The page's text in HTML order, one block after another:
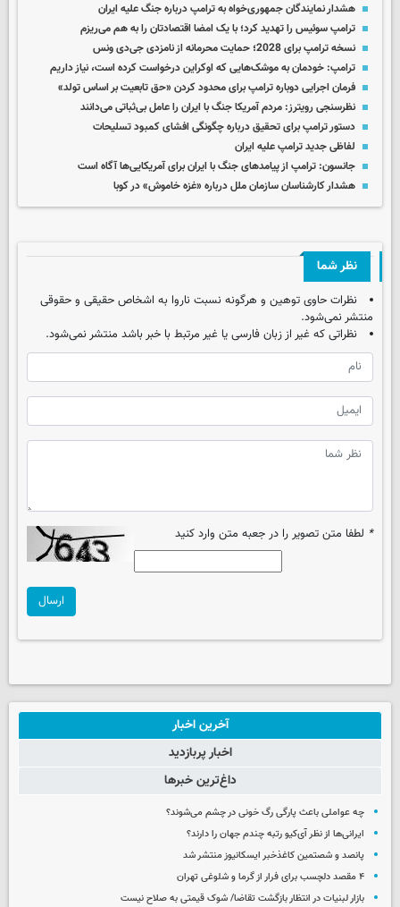
هشدار نمایندگان جمهوری‌خواه به ترامپ درباره جنگ علیه ایران
ترامپ سوئیس را تهدید کرد؛ با یک امضا اقتصادتان را به هم می‌ریزم
نسخه ترامپ برای 2028؛ حمایت محرمانه از نامزدی جی‌دی ونس
ترامپ: خودمان به موشک‌هایی که اوکراین درخواست کرده است، نیاز داریم
فرمان اجرایی دوباره ترامپ برای محدود کردن «حق تابعیت بر اساس تولد»
نظرسنجی رویترز: مردم آمریکا جنگ با ایران را عامل بی‌ثباتی می‌دانند
دستور ترامپ برای تحقیق درباره چگونگی افشای کمبود تسلیحات
لفاظی جدید ترامپ علیه ایران
جانسون: ترامپ از پیامدهای جنگ با ایران برای آمریکایی‌ها آگاه است
هشدار کارشناسان سازمان ملل درباره «غزه‌ خاموش» در کوبا
نظر شما
نظرات حاوی توهین و هرگونه نسبت ناروا به اشخاص حقیقی و حقوقی
منتشر نمی‌شود.
نظراتی که غیر از زبان فارسی یا غیر مرتبط با خبر باشد منتشر نمی‌شود.
* لطفا متن تصویر را در جعبه متن وارد کنید
ارسال
آخرین اخبار
اخبار پربازدید
داغ‌ترین خبرها
چه عواملی باعث پارگی رگ خونی در چشم می‌شوند؟
ایرانی‌ها از نظر آی‌کیو رتبه چندم جهان را دارند؟
پانصد و شصتمین کاغذخبر ایسکانیوز منتشر شد
۴ مقصد دلچسب برای فرار از گرما و شلوغی تهران
بازار لبنیات در انتظار بازگشت تقاضا/ شوک قیمتی به صلاح نیست